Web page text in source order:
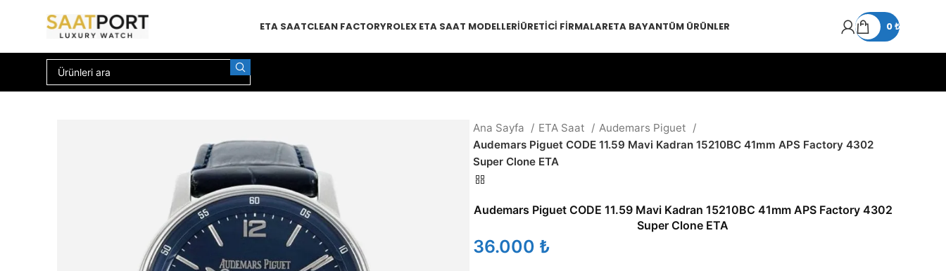
ETA SAATCLEAN FACTORYROLEX ETA SAAT MODELLERIÜRETICI FIRMALARETA BAYANTÜM ÜRÜNLER 0₺
Ana Sayfa ETA Saat
Audemars Piguet
Audemars Piguet CODE 11.59 Mavi Kadran 15210BC 41mm APS Factory 4302
Super Clone ETA
Audemars Piguet CODE 11.59 Mavi Kadran 15210BC 41mm APS Factory 4302
Super Clone ETA
₺